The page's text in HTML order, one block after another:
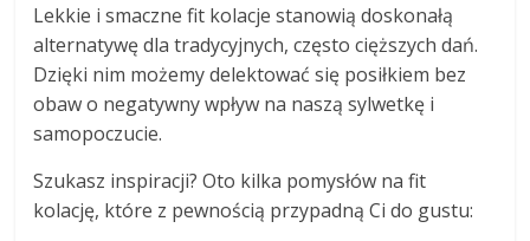
Lekkie i smaczne fit kolacje stanowią doskonałą
alternatywę dla tradycyjnych, często cięższych dań.
Dzięki nim możemy delektować się posiłkiem bez
obaw o negatywny wpływ na naszą sylwetkę i
samopoczucie.
Szukasz inspiracji? Oto kilka pomysłów na fit
kolację, które z pewnością przypadną Ci do gustu: